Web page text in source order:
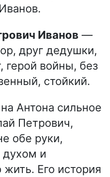
Иванов —
друг дедушки,
герой войны, без
стойкий.
Антона сильное
Петрович,
обе руки,
духом и
Его история